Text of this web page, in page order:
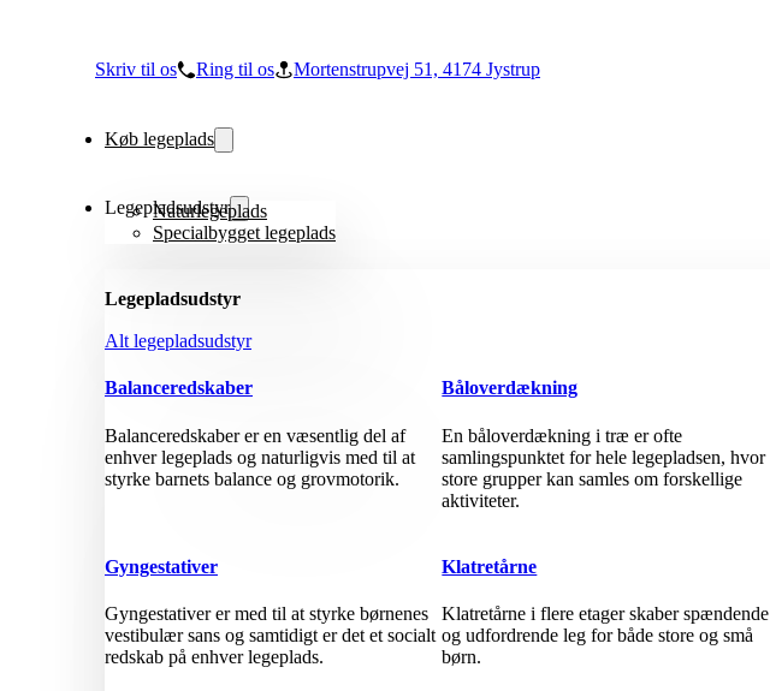
Skriv til os Ring til os Mortenstrupvej 51, 4174 Jystrup
Køb legeplads
Naturlegeplads
Specialbygget legeplads
Legepladsudstyr
Legepladsudstyr
Alt legepladsudstyr
Balanceredskaber
Balanceredskaber er en væsentlig del af
enhver legeplads og naturligvis med til at
styrke barnets balance og grovmotorik.
Båloverdækning
En båloverdækning i træ er ofte
samlingspunktet for hele legepladsen, hvor
store grupper kan samles om forskellige
aktiviteter.
Gyngestativer
Gyngestativer er med til at styrke børnenes
vestibulær sans og samtidigt er det et socialt
redskab på enhver legeplads.
Klatretårne
Klatretårne i flere etager skaber spændende
og udfordrende leg for både store og små
børn.